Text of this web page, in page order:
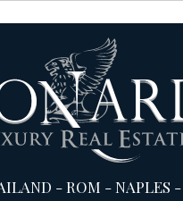
-ROM -NAPLES -